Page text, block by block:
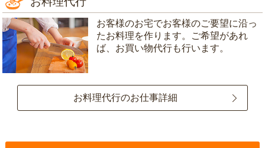
お客様のお宅でお客様のご要望に沿っ
たお料理を作ります。ご希望があれ
ば、お買い物代行も行います。
お料理代行のお仕事詳細